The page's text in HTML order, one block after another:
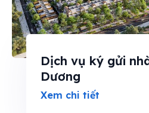
Dịch vụ ký gửi
Dương
Xem chi tiết